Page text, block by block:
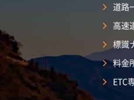
道路
高速
標識
料金
ETC